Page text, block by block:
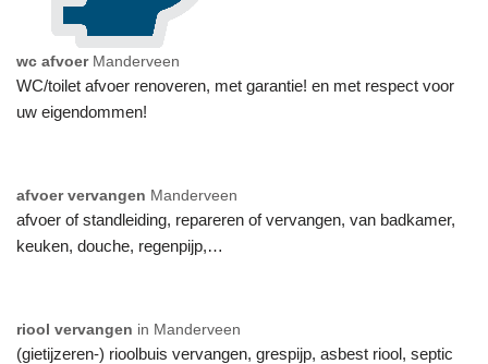
wc afvoer Manderveen
WC/toilet afvoer renoveren, met garantie! en met respect voor
uw eigendommen!
afvoer vervangen Manderveen
afvoer of standleiding, repareren of vervangen, van badkamer,
keuken, douche, regenpijp,…
riool vervangen in Manderveen
(gietijzeren-) rioolbuis vervangen, grespijp, asbest riool, septic